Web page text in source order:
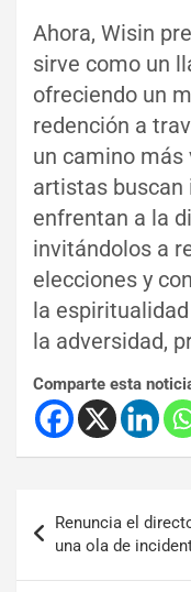
Ahora, Wisin
sirve como un
ofreciendo un
redención a
un camino
artistas buscan
enfrentan a la
invitándolos a
elecciones y
la
la adversidad,
Comparte esta
Renuncia el
una ola de